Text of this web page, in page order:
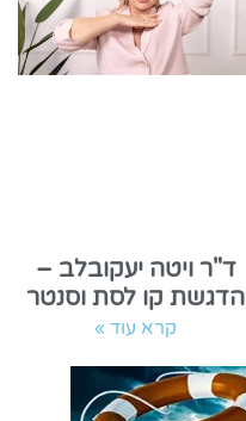
ד"ר ויטה יעקובלב –
הדגשת קו לסת וסנטר
קרא עוד »